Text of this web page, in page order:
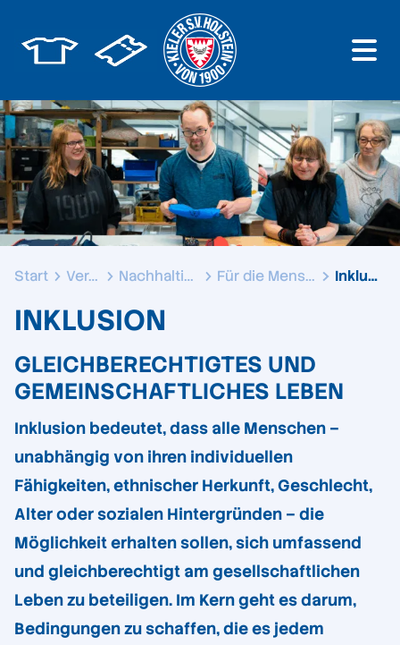
Start Verein Nachhaltigkeit Für die Menschen Inklusion
INKLUSION
GLEICHBERECHTIGTES UND
GEMEINSCHAFTLICHES LEBEN
Inklusion bedeutet, dass alle Menschen –
unabhängig von ihren individuellen
Fähigkeiten, ethnischer Herkunft, Geschlecht,
Alter oder sozialen Hintergründen – die
Möglichkeit erhalten sollen, sich umfassend
und gleichberechtigt am gesellschaftlichen
Leben zu beteiligen. Im Kern geht es darum,
Bedingungen zu schaffen, die es jedem